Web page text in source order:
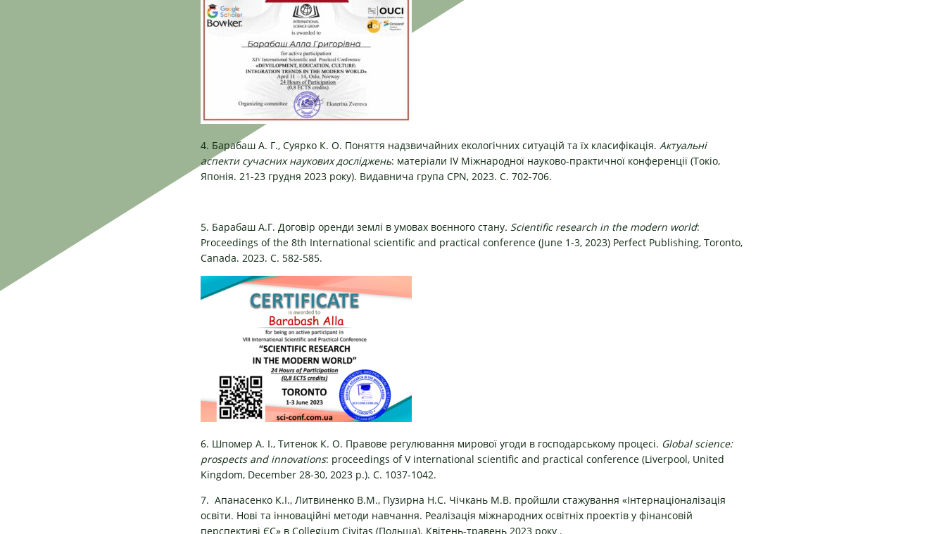
4. Барабаш А. Г., Суярко К. О. Поняття надзвичайних екологічних ситуацій та їх класифікація.Актуальні
аспекти сучасних наукових досліджень: матеріали IV Міжнародної науково-практичної конференції (Токіо,
Японія. 21-23 грудня 2023 року). Видавнича група СРN, 2023. С. 702-706.
5. Барабаш А.Г. Договір оренди землі в умовах воєнного стану. Scientific research in the modern world:
Proceedings of the 8th International scientific and practical conference (June 1-3, 2023) Perfect Publishing, Toronto,
Canada. 2023. С. 582-585.
6. Шпомер А. І., Титенок К. О. Правове регулювання мирової угоди в господарському процесі. Global science:
prospects and innovations: proceedings of V international scientific and practical conference (Liverpool, United
Kingdom, December 28-30, 2023 р.). С. 1037-1042.
7. Апанасенко К.І., Литвиненко В.М., Пузирна Н.С. Чічкань М.В. пройшли стажування «Інтернаціоналізація
освіти. Нові та інноваційні методи навчання. Реалізація міжнародних освітніх проектів у фінансовій
перспективі ЄС» в Collegium Civitas (Польща). Квітень-травень 2023 року .